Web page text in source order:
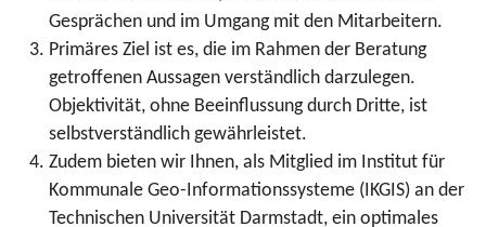
Gesprächen und im Umgang mit den Mitarbeitern.
Primäres Ziel ist es, die im Rahmen der Beratung
getroffenen Aussagen verständlich darzulegen.
Objektivität, ohne Beeinflussung durch Dritte, ist
selbstverständlich gewährleistet.
Zudem bieten wir Ihnen, als Mitglied im Institut für
Kommunale Geo-Informationssysteme (IKGIS) an der
Technischen Universität Darmstadt, ein optimales